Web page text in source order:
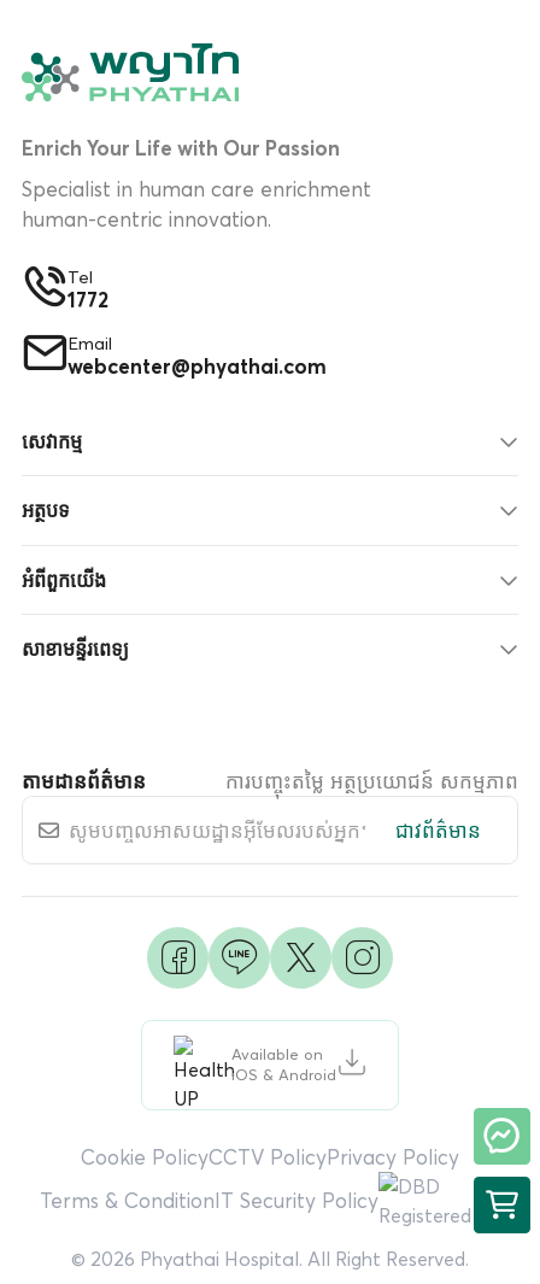
Enrich Your Life with Our Passion
Specialist in human care enrichment
human-centric innovation.
Tel
1772
Email
webcenter@phyathai.com
សេវាកម្ម
អត្ថបទ
អំពីពួកយើង
សាខាមន្ទីរពេទ្យ
Available on
iOS & Android
តាមដានព័ត៌មាន
ការបញ្ចុះតម្លៃ អត្ថប្រយោជន៍ សកម្មភាព
ជាវព័ត៌មាន
© 2026 Phyathai Hospital. All Right Reserved.
Cookie PolicyCCTV PolicyPrivacy Policy
Terms & ConditionIT Security Policy